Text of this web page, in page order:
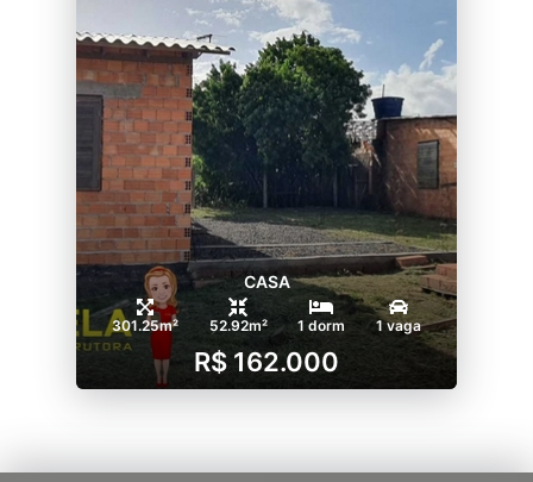
CASA
301.25m² 52.92m² 1 dorm 1 vaga
R$ 162.000